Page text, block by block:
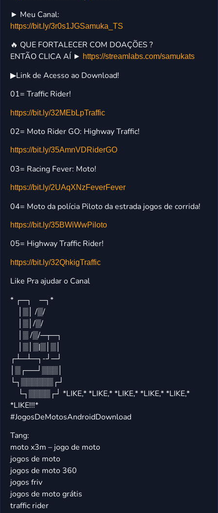
► Meu Canal:
https://bit.ly/3r0s1JGSamuka_TS
🔥 QUE FORTALECER COM DOAÇÕES ?
ENTÃO CLICA AÍ ► https://streamlabs.com/samukats
▶Link de Acesso ao Download!
01= Traffic Rider!
https://bit.ly/32MEbLpTraffic
02= Moto Rider GO: Highway Traffic!
https://bit.ly/35AmnVDRiderGO
03= Racing Fever: Moto!
https://bit.ly/2UAqXNzFeverFever
04= Moto da polícia Piloto da estrada jogos de corrida!
https://bit.ly/35BWiWwPiloto
05= Highway Traffic Rider!
https://bit.ly/32QhkigTraffic
Like Pra ajudar o Canal
* ┌─┐ ─┐*
│▒│ /▒/
│▒│/▒/
│▒ /▒/─┬─┐
│▒│▒|▒│▒│
┌┴─┴─┐-┘─┘
│▒┌──┘▒▒▒│
└┐▒▒▒▒▒▒┌┘
└┐▒▒▒▒┌┘ *LIKE,* *LIKE,* *LIKE,* *LIKE,* *LIKE,*
*LIKE!!!*
#JogosDeMotosAndroidDownload
Tang:
moto x3m – jogo de moto
jogos de moto
jogos de moto 360
jogos friv
jogos de moto grátis
traffic rider